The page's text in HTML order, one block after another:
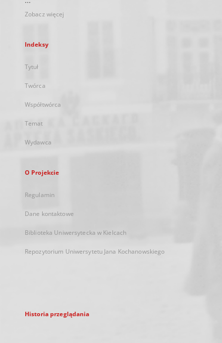
Zobacz więcej
Indeksy
Tytuł
Twórca
Współtwórca
Temat
Wydawca
O Projekcie
Regulamin
Dane kontaktowe
Biblioteka Uniwersytecka w Kielcach
Repozytorium Uniwersytetu Jana Kochanowskiego
Historia przeglądania